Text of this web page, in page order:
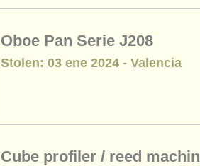
Oboe Pan Serie J208
Stolen: 03 ene 2024 - Valencia
Cube profiler / reed